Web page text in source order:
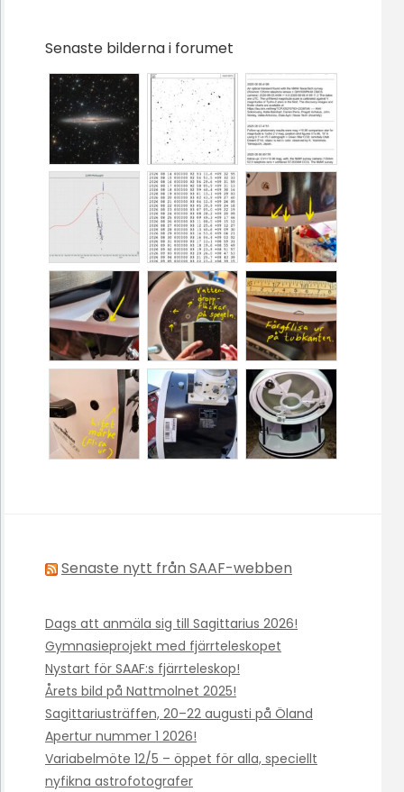
Senaste bilderna i forumet
Senaste nytt från SAAF-webben
Dags att anmäla sig till Sagittarius 2026!
Gymnasieprojekt med fjärrteleskopet
Nystart för SAAF:s fjärrteleskop!
Årets bild på Nattmolnet 2025!
Sagittariusträffen, 20–22 augusti på Öland
Apertur nummer 1 2026!
Variabelmöte 12/5 – öppet för alla, speciellt
nyfikna astrofotografer